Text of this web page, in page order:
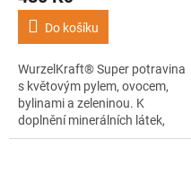
Do košíku
WurzelKraft® Super potravina
s květovým pylem, ovocem,
bylinami a zeleninou. K
doplnění minerálních látek,
vitamínů a neutralizaci kyselin.